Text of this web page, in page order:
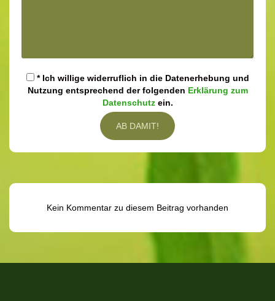
* Ich willige widerruflich in die Datenerhebung und
Nutzung entsprechend der folgenden Erklärung zum
Datenschutzein.
Kein Kommentar zu diesem Beitrag vorhanden